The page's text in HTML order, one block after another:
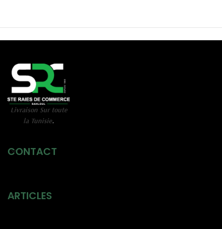
Livraison Sur toute
la Tunisie.
CONTACT
ARTICLES